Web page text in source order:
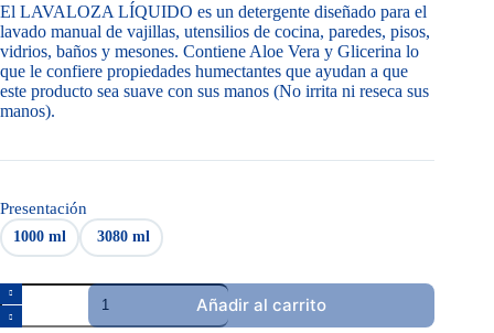
El LAVALOZA LÍQUIDO es un detergente diseñado para el
lavado manual de vajillas, utensilios de cocina, paredes, pisos,
vidrios, baños y mesones. Contiene Aloe Vera y Glicerina lo
que le confiere propiedades humectantes que ayudan a que
este producto sea suave con sus manos (No irrita ni reseca sus
manos).
Presentación
1000 ml 3080 ml
Lavaloza
Líquido
Limón
Añadir al carrito